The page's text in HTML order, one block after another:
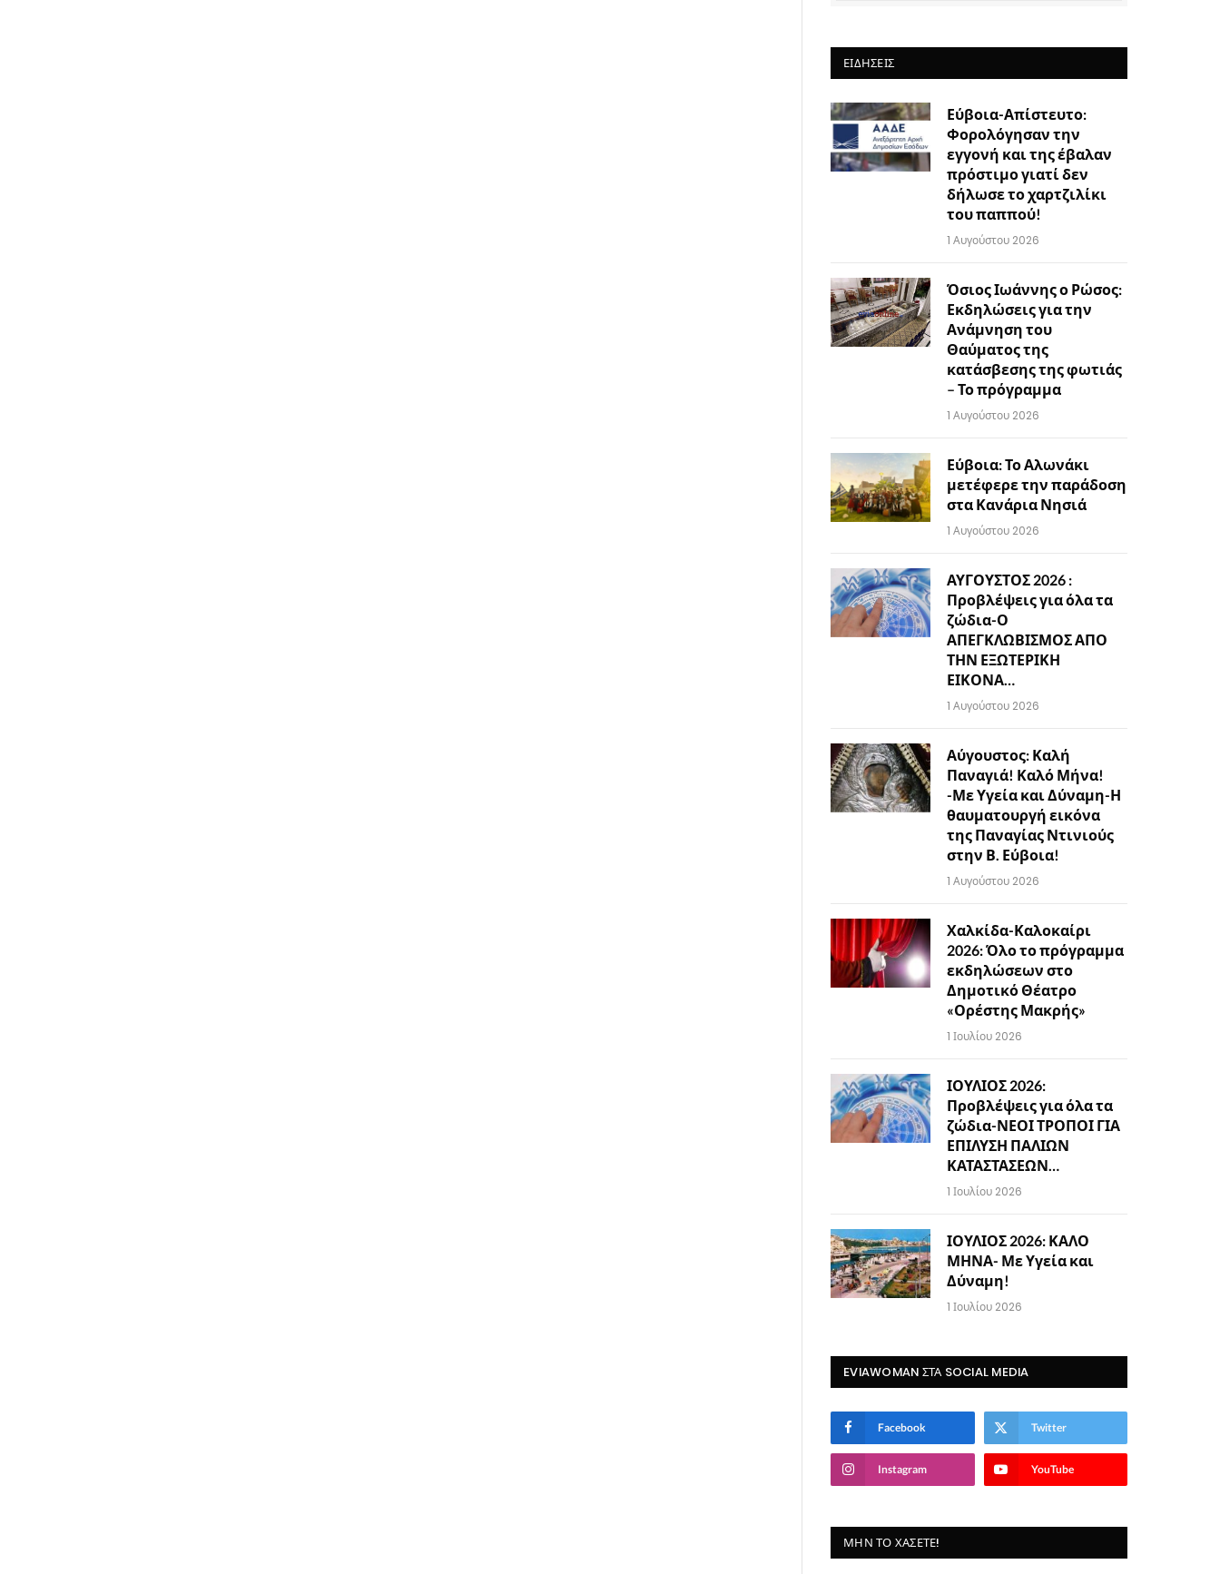
ΕΙΔΉΣΕΙΣ
Εύβοια-Απίστευτο:
Φορολόγησαν την
εγγονή και της έβαλαν
πρόστιμο γιατί δεν
δήλωσε το χαρτζιλίκι
του παππού!
1 Αυγούστου 2026
Όσιος Ιωάννης ο Ρώσος:
Εκδηλώσεις για την
Ανάμνηση του
Θαύματος της
κατάσβεσης της φωτιάς
– Το πρόγραμμα
1 Αυγούστου 2026
Εύβοια: Το Αλωνάκι
μετέφερε την παράδοση
στα Κανάρια Νησιά
1 Αυγούστου 2026
ΑΥΓΟΥΣΤΟΣ 2026 :
Προβλέψεις για όλα τα
ζώδια-Ο
ΑΠΕΓΚΛΩΒΙΣΜΟΣ ΑΠΟ
ΤΗΝ ΕΞΩΤΕΡΙΚΗ
ΕΙΚΟΝΑ…
1 Αυγούστου 2026
Αύγουστος: Καλή
Παναγιά! Καλό Μήνα!
-Με Υγεία και Δύναμη-Η
θαυματουργή εικόνα
της Παναγίας Ντινιούς
στην Β. Εύβοια!
1 Αυγούστου 2026
Χαλκίδα-Καλοκαίρι
2026: Όλο το πρόγραμμα
εκδηλώσεων στο
Δημοτικό Θέατρο
«Ορέστης Μακρής»
1 Ιουλίου 2026
ΙΟΥΛΙΟΣ 2026:
Προβλέψεις για όλα τα
ζώδια-ΝΕΟΙ ΤΡΟΠΟΙ ΓΙΑ
ΕΠΙΛΥΣΗ ΠΑΛΙΩΝ
ΚΑΤΑΣΤΑΣΕΩΝ…
1 Ιουλίου 2026
ΙΟΥΛΙΟΣ 2026: ΚΑΛΟ
ΜΗΝΑ- Με Υγεία και
Δύναμη!
1 Ιουλίου 2026
EVIAWOMAN ΣΤΑ SOCIAL MEDIA
Facebook Twitter
Instagram YouTube
ΜΗΝ ΤΟ ΧΆΣΕΤΕ!